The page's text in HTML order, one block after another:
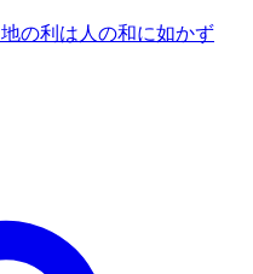
地の利は人の和に如かず